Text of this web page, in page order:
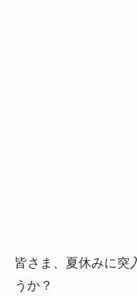
皆さま、夏休みに突
うか？